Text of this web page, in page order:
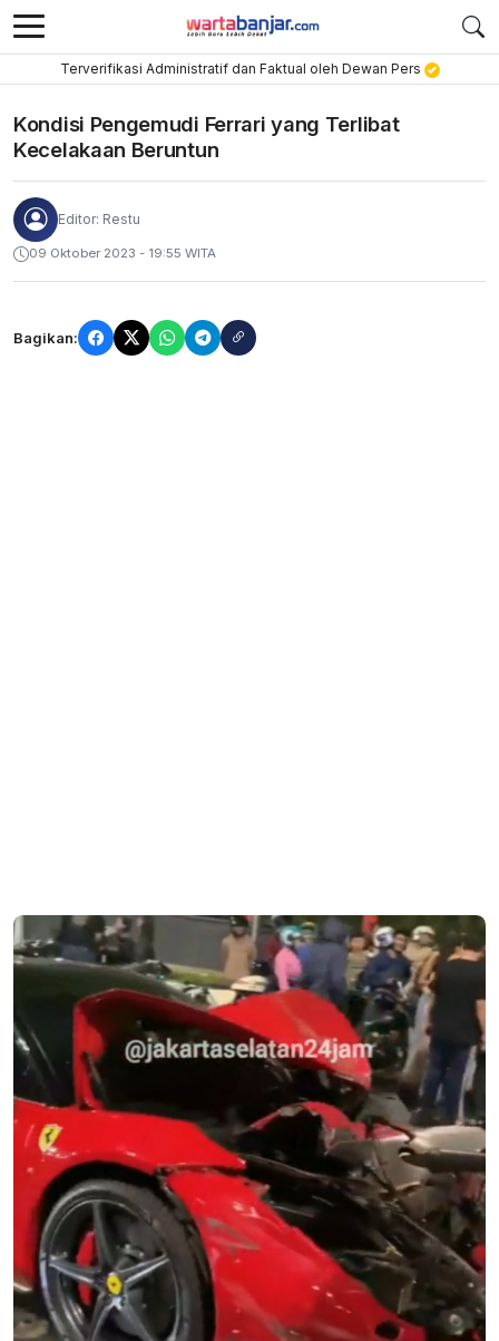
Terverifikasi Administratif dan Faktual oleh Dewan Pers
Kondisi Pengemudi Ferrari yang Terlibat
Kecelakaan Beruntun
Editor: Restu
09 Oktober 2023 - 19:55 WITA
Bagikan: